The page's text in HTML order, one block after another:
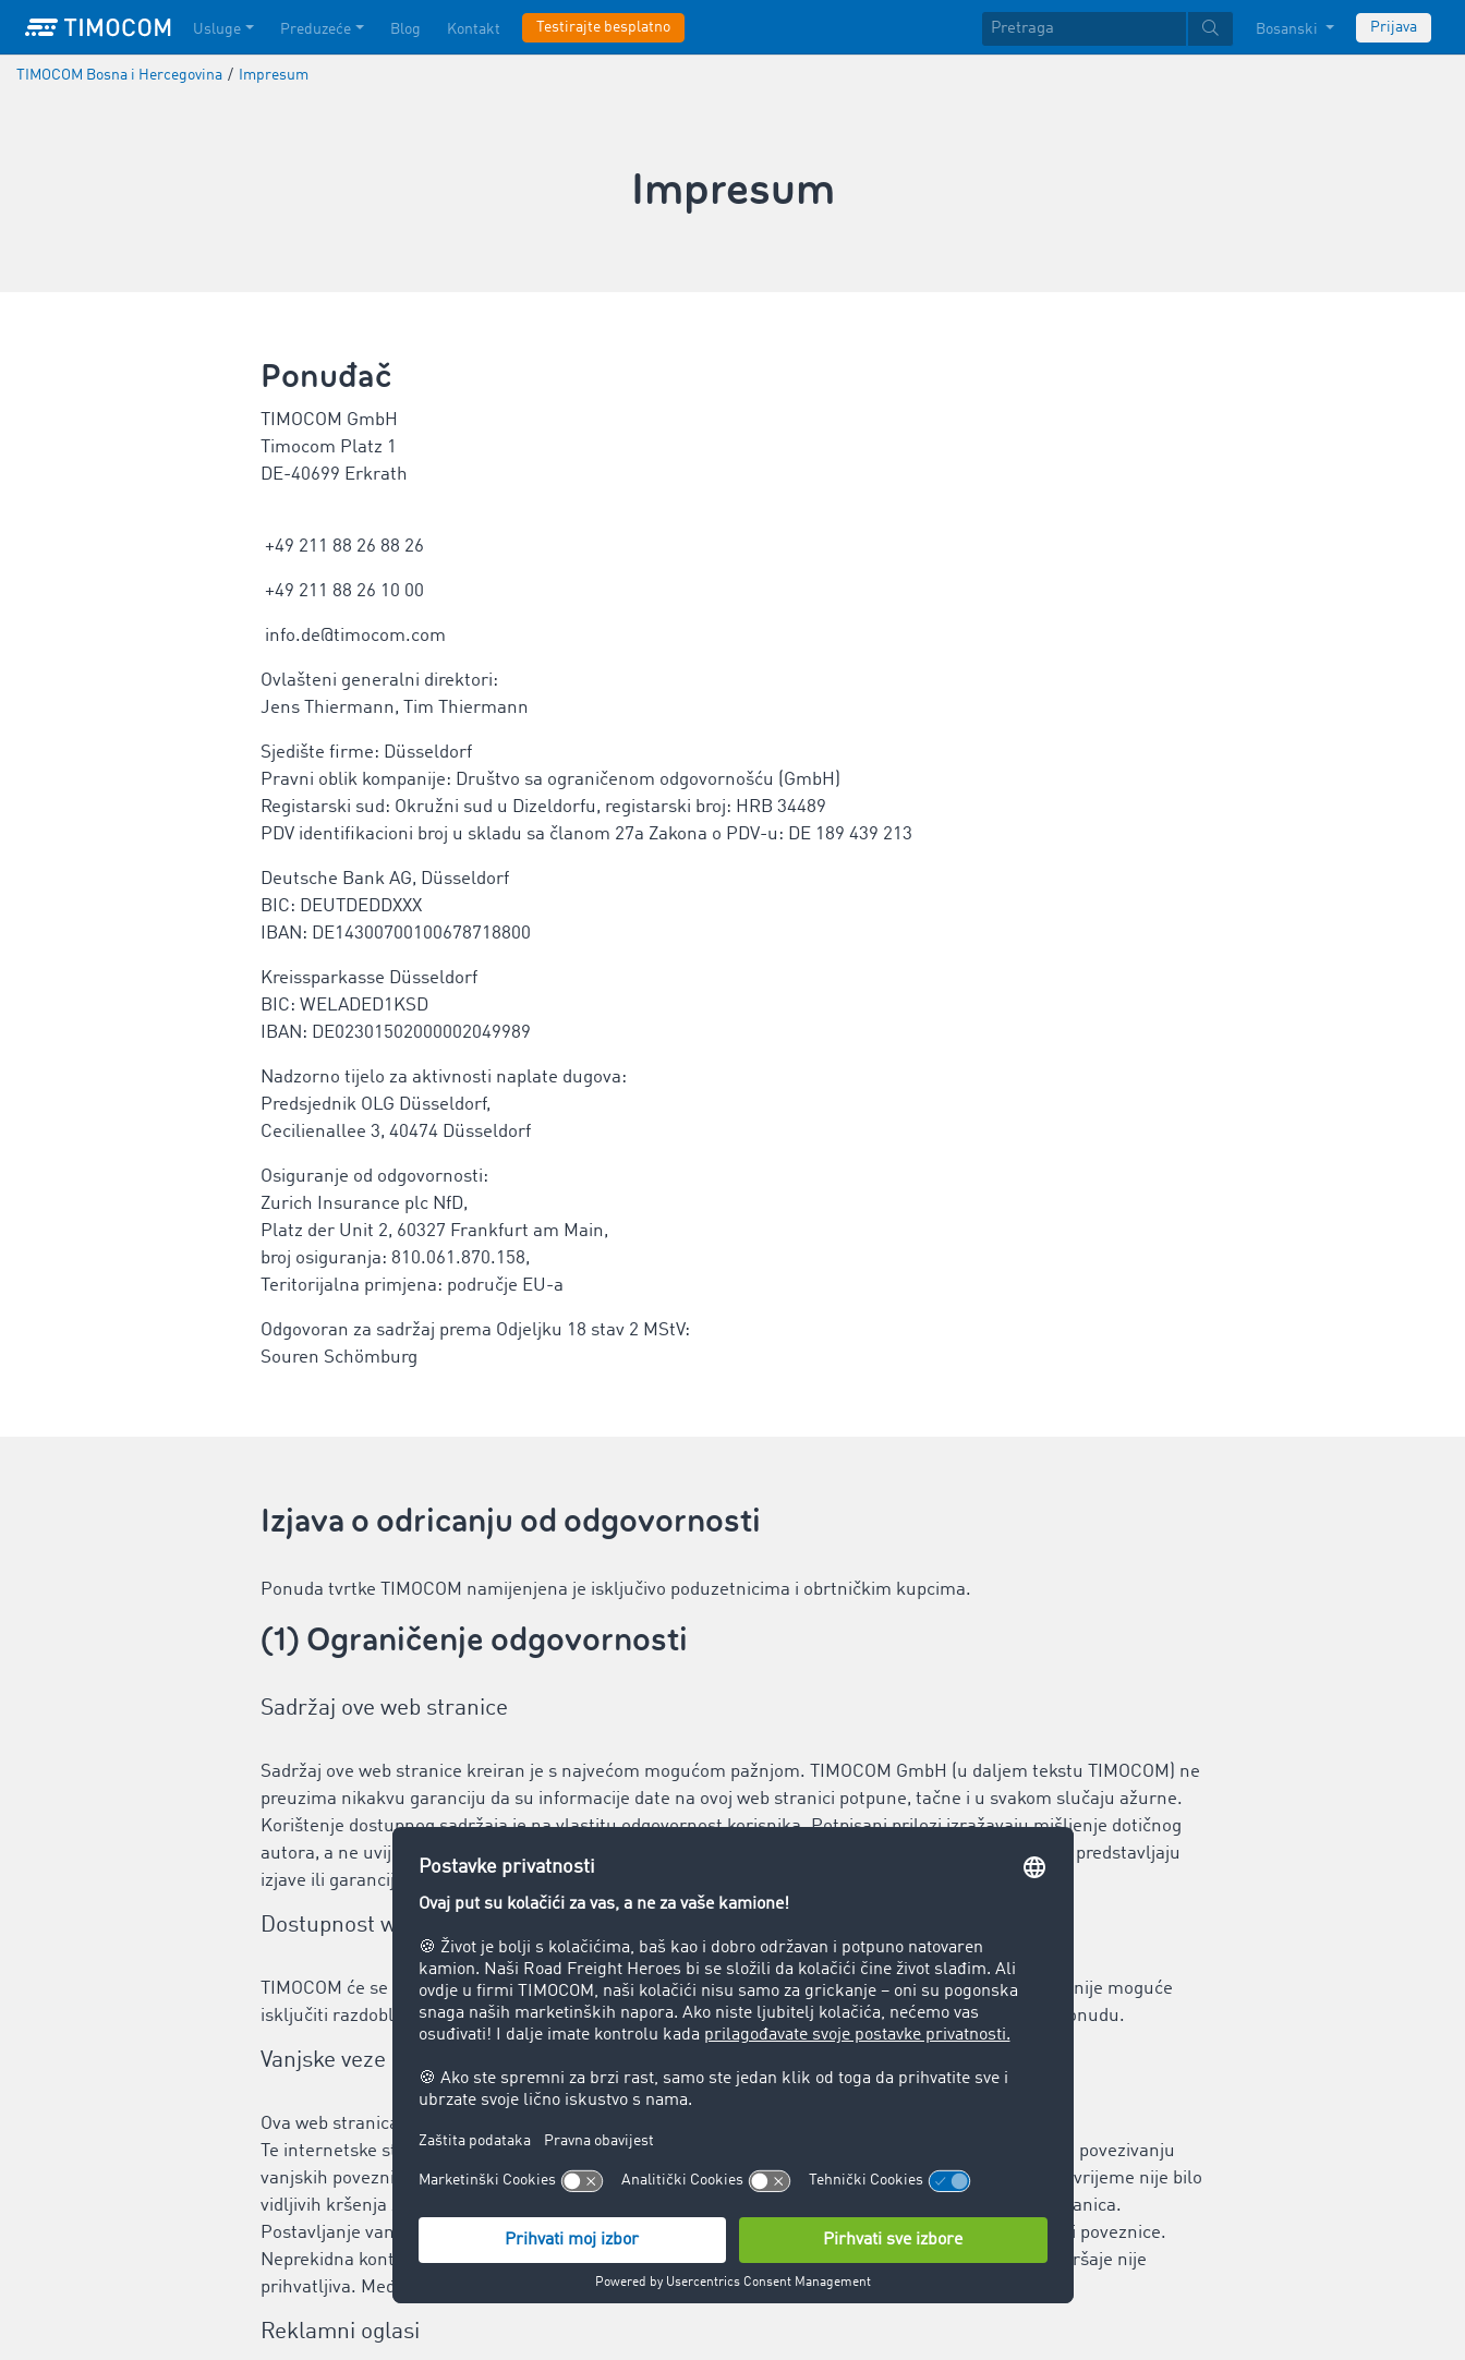
Usluge Preduzeće Blog Kontakt Testirajte besplatno Bosanski Prijava
TIMOCOM Bosna i Hercegovina / Impresum
Impresum
Ponuđač
TIMOCOM GmbH
Timocom Platz 1
DE-40699 Erkrath
+49 211 88 26 88 26
+49 211 88 26 10 00
info.de@timocom.com
Ovlašteni generalni direktori:
Jens Thiermann, Tim Thiermann
Sjedište firme: Düsseldorf
Pravni oblik kompanije: Društvo sa ograničenom odgovornošću (GmbH)
Registarski sud: Okružni sud u Dizeldorfu, registarski broj: HRB 34489
PDV identifikacioni broj u skladu sa članom 27a Zakona o PDV-u: DE 189 439 213
Deutsche Bank AG, Düsseldorf
BIC: DEUTDEDDXXX
IBAN: DE14300700100678718800
Kreissparkasse Düsseldorf
BIC: WELADED1KSD
IBAN: DE02301502000002049989
Nadzorno tijelo za aktivnosti naplate dugova:
Predsjednik OLG Düsseldorf,
Cecilienallee 3, 40474 Düsseldorf
Osiguranje od odgovornosti:
Zurich Insurance plc NfD,
Platz der Unit 2, 60327 Frankfurt am Main,
broj osiguranja: 810.061.870.158,
Teritorijalna primjena: područje EU-a
Odgovoran za sadržaj prema Odjeljku 18 stav 2 MStV:
Souren Schömburg
Izjava o odricanju od odgovornosti
Ponuda tvrtke TIMOCOM namijenjena je isključivo poduzetnicima i obrtničkim kupcima.
(1) Ograničenje odgovornosti
Sadržaj ove web stranice
Sadržaj ove web stranice kreiran je s najvećom mogućom pažnjom. TIMOCOM GmbH (u daljem tekstu TIMOCOM) ne
preuzima nikakvu garanciju da su informacije date na ovoj web stranici potpune, tačne i u svakom slučaju ažurne.
Korištenje dostupnog sadržaja je na vlastitu odgovornost korisnika. Potpisani prilozi izražavaju mišljenje dotičnog
autora, a ne uvijek mišljenje tvrtke TIMOCOM. Informacije na ovoj web stranici ni u kojem slučaju ne predstavljaju
izjave ili garancije, čak ni prećutne, u vezi s TIMOCOM-ovim uslugama ili proizvodima.
Dostupnost web stranice
TIMOCOM će se truditi da uslugu ponudi za pozivanje po mogućnosti bez prekida. No i uz svu pažnju nije moguće
isključiti razdoblja prekida. TIMOCOM zadržava pravo da u bilo kojem trenutku izmijeni ili obustavi ponudu.
Vanjske veze
Ova web stranica može sadržavati veze do web stranica trećih strana.
Te internetske stranice podliježu odgovornosti dotičnih operatera. Kompanija TIMOCOM je pri prvom povezivanju
vanjskih poveznica provjerila strane sadržaje s obzirom na to postoje li mogući pravni prekršaji. U to vrijeme nije bilo
vidljivih kršenja zakona. TIMOCOM nema utjecaja na sadašnji i budući dizajn ili sadržaj povezanih stranica.
Postavljanje vanjskih poveznica ne znači da TIMOCOM prisvaja sadržaje koji se nalaze iza uputnice ili poveznice.
Neprekidna kontrola ovih vanjskih poveznica za ponuđača bez konkretnih upućivanja na pravne prekršaje nije
prihvatljiva. Međutim, ako saznamo za kršenje zakona, takvi vanjski linkovi će biti odmah izbrisani.
Reklamni oglasi